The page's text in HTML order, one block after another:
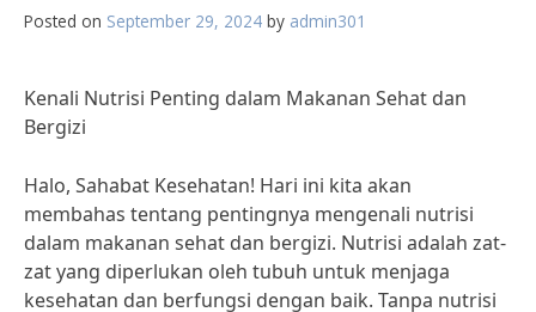
Posted on September 29, 2024 by admin301
Kenali Nutrisi Penting dalam Makanan Sehat dan
Bergizi
Halo, Sahabat Kesehatan! Hari ini kita akan
membahas tentang pentingnya mengenali nutrisi
dalam makanan sehat dan bergizi. Nutrisi adalah zat-
zat yang diperlukan oleh tubuh untuk menjaga
kesehatan dan berfungsi dengan baik. Tanpa nutrisi